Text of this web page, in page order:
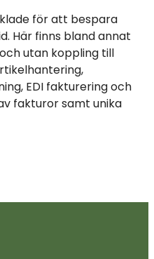
för att bespara
Här finns bland annat
utan koppling till
EDI fakturering och
fakturor samt unika